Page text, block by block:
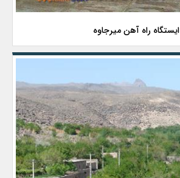
ایستگاه راه آهن میرجاوه